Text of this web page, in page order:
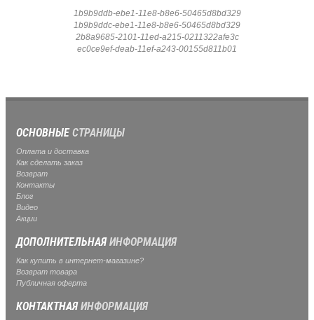
1b9b9ddb-ebe1-11e8-b8e6-50465d8bd329
1b9b9ddc-ebe1-11e8-b8e6-50465d8bd329
2b8a9685-2101-11ed-a215-0211322afe3c
ec0ce9ef-deab-11ef-a243-00155d811b01
ОСНОВНЫЕСТРАНИЦЫ
Оплата и доставка
Как сделать заказ
Возврат
Контакты
Блог
Видео
Акции
ДОПОЛНИТЕЛЬНАЯИНФОРМАЦИЯ
Как купить в интернет-магазине?
Возврат товара
Публичная оферта
КОНТАКТНАЯИНФОРМАЦИЯ